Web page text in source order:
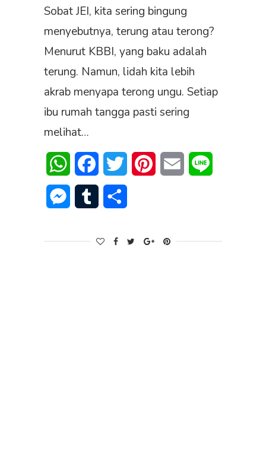
Sobat JEI, kita sering bingung
menyebutnya, terung atau terong?
Menurut KBBI, yang baku adalah
terung. Namun, lidah kita lebih
akrab menyapa terong ungu. Setiap
ibu rumah tangga pasti sering
melihat…
WhatsAppFacebookTwitter PinterestEmail
Messenger
Tumblr